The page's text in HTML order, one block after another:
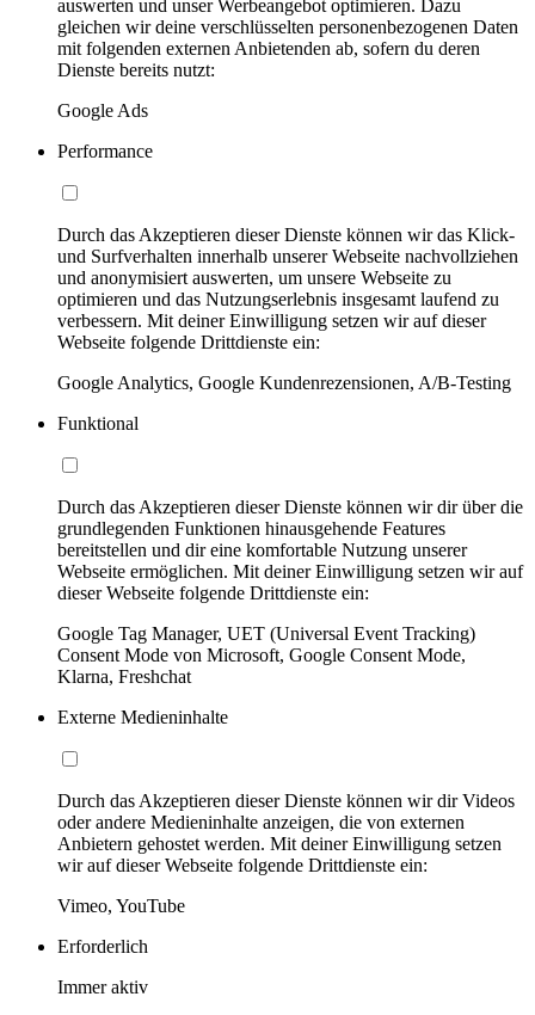
auswerten und unser Werbeangebot optimieren. Dazu
gleichen wir deine verschlüsselten personenbezogenen Daten
mit folgenden externen Anbietenden ab, sofern du deren
Dienste bereits nutzt:
Google Ads
Performance
Durch das Akzeptieren dieser Dienste können wir das Klick-
und Surfverhalten innerhalb unserer Webseite nachvollziehen
und anonymisiert auswerten, um unsere Webseite zu
optimieren und das Nutzungserlebnis insgesamt laufend zu
verbessern. Mit deiner Einwilligung setzen wir auf dieser
Webseite folgende Drittdienste ein:
Google Analytics, Google Kundenrezensionen, A/B-Testing
Funktional
Durch das Akzeptieren dieser Dienste können wir dir über die
grundlegenden Funktionen hinausgehende Features
bereitstellen und dir eine komfortable Nutzung unserer
Webseite ermöglichen. Mit deiner Einwilligung setzen wir auf
dieser Webseite folgende Drittdienste ein:
Google Tag Manager, UET (Universal Event Tracking)
Consent Mode von Microsoft, Google Consent Mode,
Klarna, Freshchat
Externe Medieninhalte
Durch das Akzeptieren dieser Dienste können wir dir Videos
oder andere Medieninhalte anzeigen, die von externen
Anbietern gehostet werden. Mit deiner Einwilligung setzen
wir auf dieser Webseite folgende Drittdienste ein:
Vimeo, YouTube
Erforderlich
Immer aktiv